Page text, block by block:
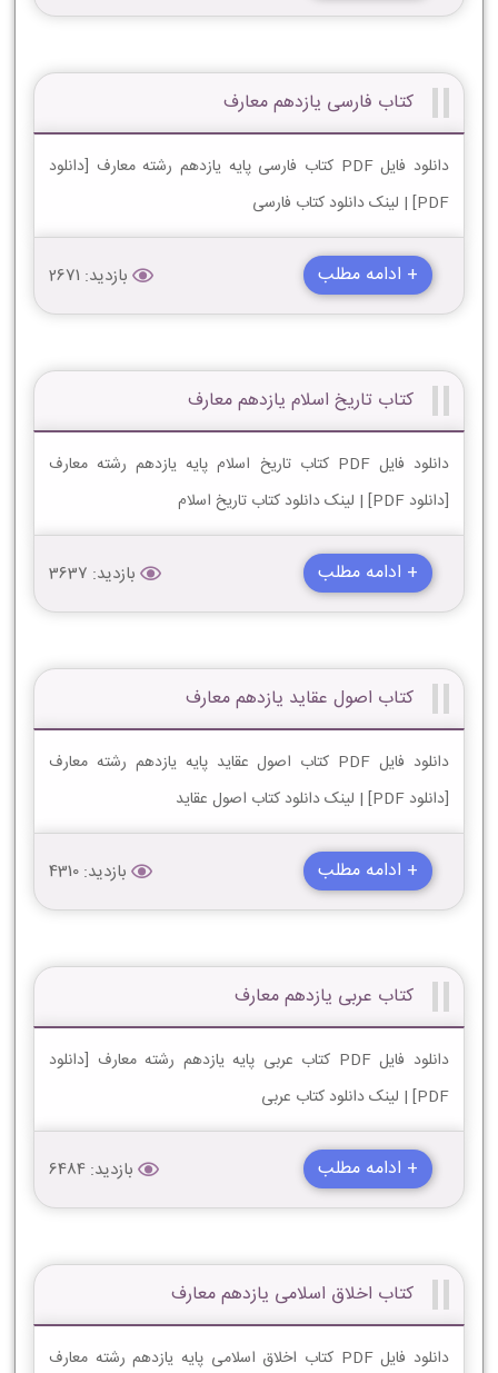
کتاب فارسی یازدهم معارف
دانلود فایل PDF کتاب فارسی پایه یازدهم رشته معارف [دانلود
PDF] | لینک دانلود کتاب فارسی
+ ادامه مطلب بازدید: 2671
کتاب تاریخ اسلام یازدهم معارف
دانلود فایل PDF کتاب تاریخ اسلام پایه یازدهم رشته معارف
[دانلود PDF] | لینک دانلود کتاب تاریخ اسلام
+ ادامه مطلب بازدید: 3637
کتاب اصول عقاید یازدهم معارف
دانلود فایل PDF کتاب اصول عقاید پایه یازدهم رشته معارف
[دانلود PDF] | لینک دانلود کتاب اصول عقاید
+ ادامه مطلب بازدید: 4310
کتاب عربی یازدهم معارف
دانلود فایل PDF کتاب عربی پایه یازدهم رشته معارف [دانلود
PDF] | لینک دانلود کتاب عربی
+ ادامه مطلب بازدید: 6484
کتاب اخلاق اسلامی یازدهم معارف
دانلود فایل PDF کتاب اخلاق اسلامی پایه یازدهم رشته معارف